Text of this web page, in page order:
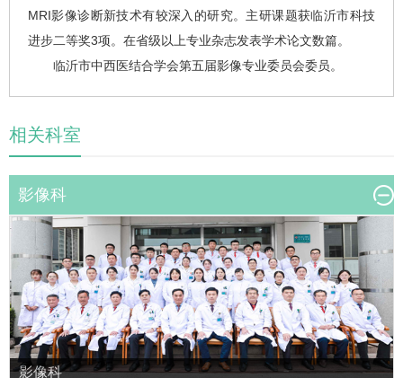
MRI影像诊断新技术有较深入的研究。主研课题获临沂市科技
进步二等奖3项。在省级以上专业杂志发表学术论文数篇。
临沂市中西医结合学会第五届影像专业委员会委员。
相关科室
影像科
影像科